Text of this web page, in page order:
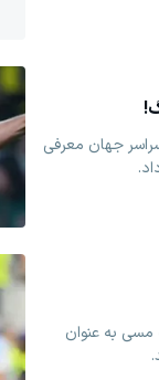
از سراسر جهان معرفی
مسی به عنوان